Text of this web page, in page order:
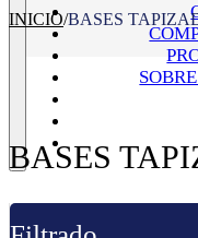
INICIO/BASES
BASES